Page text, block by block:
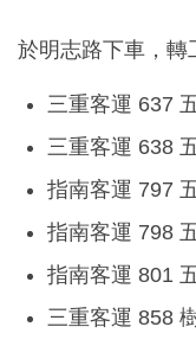
於明志路下車，轉
三重客運 637
三重客運 638
指南客運 797
指南客運 798
指南客運 801
三重客運 858